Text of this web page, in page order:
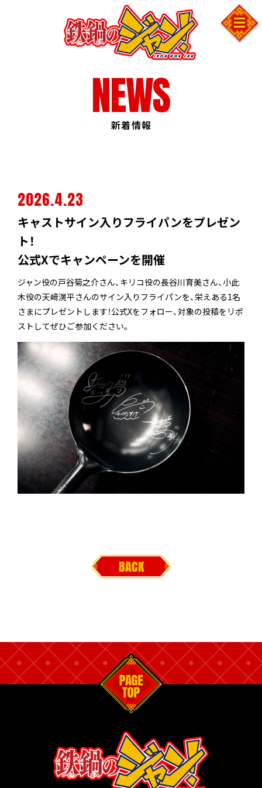
INTRODUCTION
MUSIC
MOVIE
COMICS
SHARE
NEWS
新着情報
2026.4.23
キャストサイン入りフライパンをプレゼン
ト！
公式Xでキャンペーンを開催
ジャン役の戸谷菊之介さん、キリコ役の長谷川育美さん、小此
木役の天﨑滉平さんのサイン入りフライパンを、栄えある1名
さまにプレゼントします！公式Xをフォロー、対象の投稿をリポ
ストしてぜひご参加ください。